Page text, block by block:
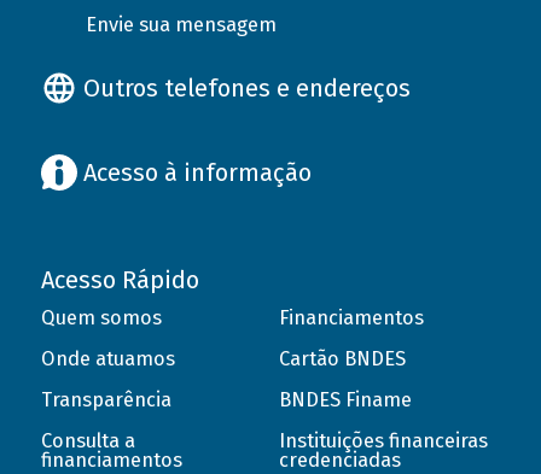
Envie sua mensagem
Outros telefones e endereços
Acesso à informação
Acesso Rápido
Quem somos
Onde atuamos
Transparência
Consulta a
financiamentos
Financiamentos
Cartão BNDES
BNDES Finame
Instituições financeiras
credenciadas